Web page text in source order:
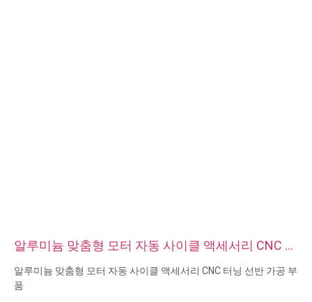
알루미늄 맞춤형 모터 자동 사이클 액세서리 CNC 터
알루미늄 맞춤형 모터 자동 사이클 액세서리 CNC 터닝 선반 가공 부
품